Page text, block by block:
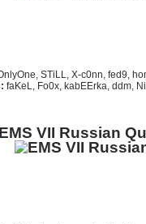
STiLL, X-c0nn, fed9,
faKeL, Fo0x, kabEErka, ddm,